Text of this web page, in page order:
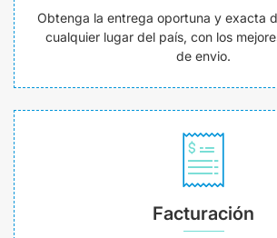
Obtenga la entrega oportuna y exacta
cualquier lugar del país, con los
de envio.
Facturación